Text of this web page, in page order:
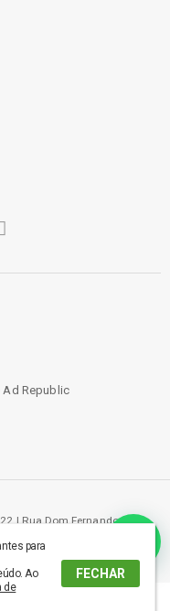
Ad Republic
| Rua Dom Fernando 219,
000
para
Ao
de
FECHAR